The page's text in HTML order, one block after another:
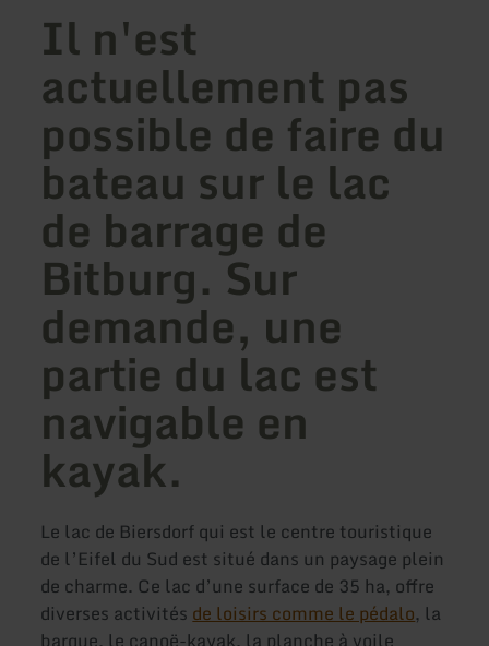
Il n'est
actuellement pas
possible de faire du
bateau sur le lac
de barrage de
Bitburg. Sur
demande, une
partie du lac est
navigable en
kayak.
Le lac de Biersdorf qui est le centre touristique
de l’Eifel du Sud est situé dans un paysage plein
de charme. Ce lac d’une surface de 35 ha, offre
diverses activités de loisirs comme le pédalo, la
barque, le canoë-kayak, la planche à voile